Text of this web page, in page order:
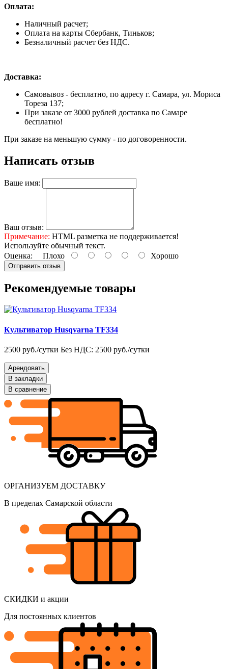
Оплата:
Наличный расчет;
Оплата на карты Сбербанк, Тиньков;
Безналичный расчет без НДС.
Доставка:
Самовывоз - бесплатно, по адресу г. Самара, ул. Мориса
Тореза 137;
При заказе от 3000 рублей доставка по Самаре
бесплатно!
При заказе на меньшую сумму - по договоренности.
Написать отзыв
Ваше имя:
Ваш отзыв:
Примечание: HTML разметка не поддерживается!
Используйте обычный текст.
Оценка: Плохо Хорошо
Отправить отзыв
Рекомендуемые товары
Культиватор Husqvarna TF334
2500 руб./сутки Без НДС: 2500 руб./сутки
Арендовать
В закладки
В сравнение
ОРГАНИЗУЕМ ДОСТАВКУ
В пределах Самарской области
СКИДКИ и акции
Для постоянных клиентов